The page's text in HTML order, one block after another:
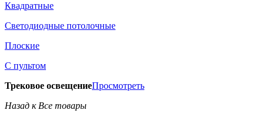
Квадратные
Светодиодные потолочные
Плоские
С пультом
Трековое освещениеПросмотреть
Назад к Все товары